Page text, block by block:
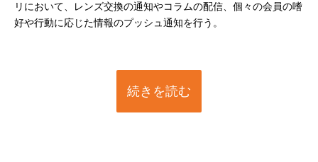
リにおいて、レンズ交換の通知やコラムの配信、個々の会員の嗜
好や行動に応じた情報のプッシュ通知を行う。
続きを読む